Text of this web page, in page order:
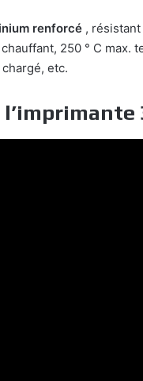
renforcé, résistant
250 ° C
chargé, etc.